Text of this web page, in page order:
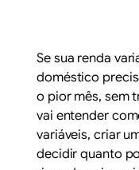
Se sua renda
doméstico
o pior mês, sem
vai entender
variáveis, criar
decidir quanto